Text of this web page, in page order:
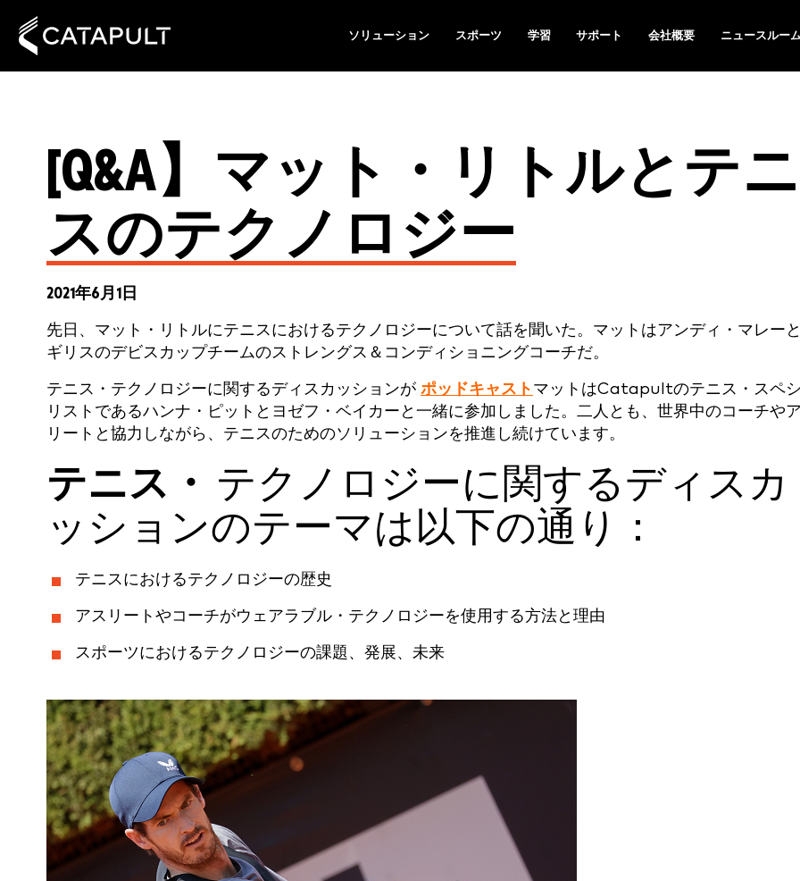
ソリューション スポーツ 学習 サポート 会社概要 ニュースルー
[Q&A】マット・リトルとテニ
スのテクノロジー
2021年6月1日
先日、マット・リトルにテニスにおけるテクノロジーについて話を聞いた。マットはアンディ・マレー
ギリスのデビスカップチームのストレングス＆コンディショニングコーチだ。
テニス・テクノロジーに関するディスカッションが ポッドキャスト マットはCatapultのテニス・スペ
リストであるハンナ・ピットとヨゼフ・ベイカーと一緒に参加しました。二人とも、世界中のコーチや
リートと協力しながら、テニスのためのソリューションを推進し続けています。
テニス・ テクノロジーに関するディスカ
ッションのテーマは以下の通り：
テニスにおけるテクノロジーの歴史
アスリートやコーチがウェアラブル・テクノロジーを使用する方法と理由
スポーツにおけるテクノロジーの課題、発展、未来